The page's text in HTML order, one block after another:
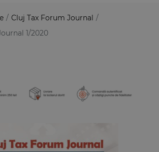
/ Cluj Tax Forum Journal /
1/2020